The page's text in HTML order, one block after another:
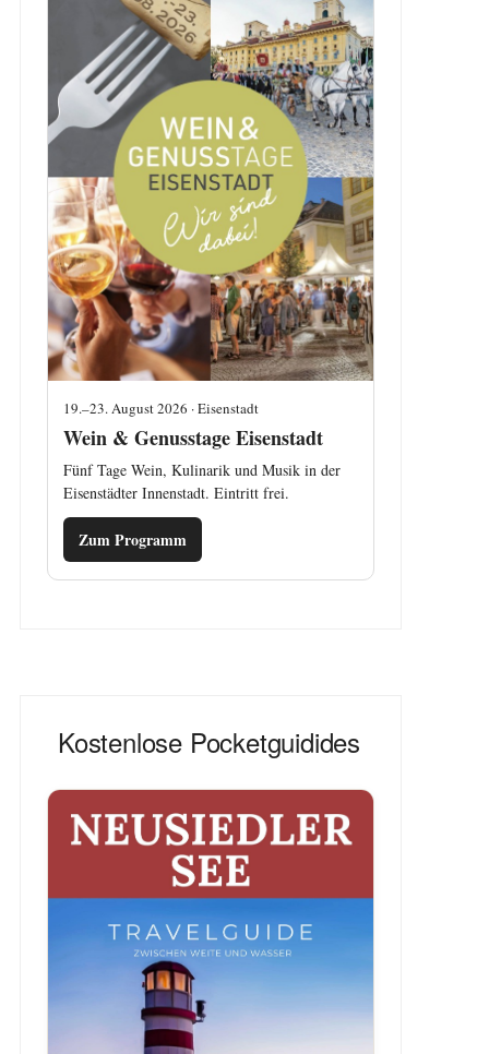
19.–23. August 2026 · Eisenstadt
Wein & Genusstage Eisenstadt
Fünf Tage Wein, Kulinarik und Musik in der
Eisenstädter Innenstadt. Eintritt frei.
Zum Programm
Kostenlose Pocketguidides